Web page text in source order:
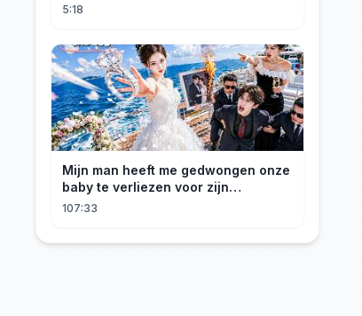
5:18
Mijn man heeft me gedwongen onze
baby te verliezen voor zijn
maîtresse! Ik heb mijn ring in zee
107:33